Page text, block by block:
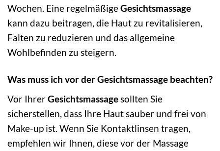
Wochen. Eine regelmäßigeGesichtsmassage
kann dazu beitragen, die Haut zu revitalisieren,
Falten zu reduzieren und das allgemeine
Wohlbefinden zu steigern.
Was muss ich vor der Gesichtsmassage beachten?
Vor IhrerGesichtsmassagesollten Sie
sicherstellen, dass Ihre Haut sauber und frei von
Make-up ist. Wenn Sie Kontaktlinsen tragen,
empfehlen wir Ihnen, diese vor der Massage